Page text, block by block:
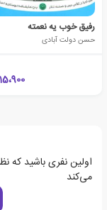
رفیق خوب یه نعمته
حسن دولت آبادی
اولین نفری باشید که
می‌کند